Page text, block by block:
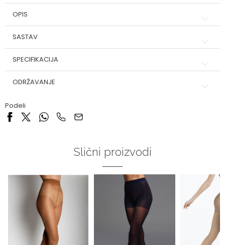
OPIS
SASTAV
SPECIFIKACIJA
ODRŽAVANJE
Podeli
Slični proizvodi